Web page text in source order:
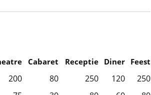
Cabaret Receptie Diner Feest
200 80 250 120
250